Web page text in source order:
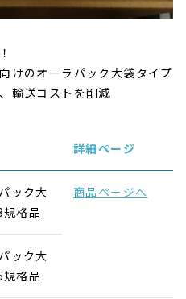
けのオーラパック大袋タイプ
輸送コストを削減
詳細ページ
ック大
格品
商品ページへ
ック大
格品